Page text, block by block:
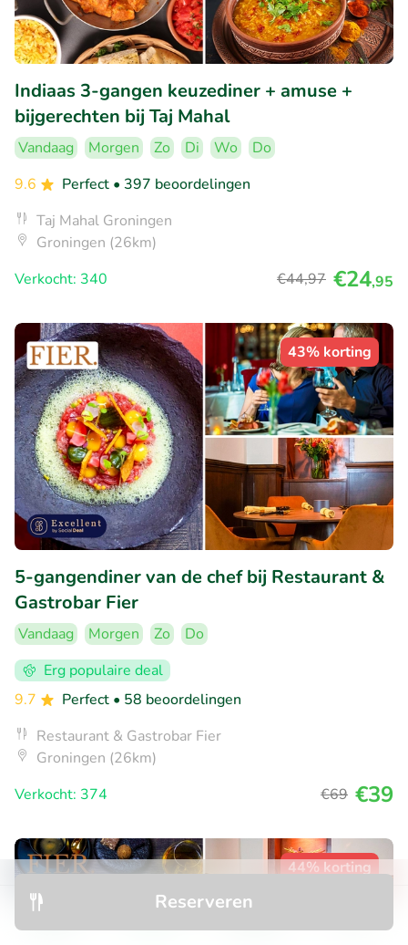
Reserveren
Indiaas 3-gangen keuzediner + amuse +
bijgerechten bij Taj Mahal
Vandaag Morgen Zo Di Wo
Do
9.6
Perfect • 397 beoordelingen
Taj Mahal Groningen
Groningen (26km)
Verkocht: 340
€44,97 €24,95
43% korting
5-gangendiner van de chef bij Restaurant &
Gastrobar Fier
Vandaag Morgen Zo
Do
Erg populaire deal
9.7
Perfect • 58 beoordelingen
Restaurant & Gastrobar Fier
Groningen (26km)
Verkocht: 374
€69 €39
44% korting